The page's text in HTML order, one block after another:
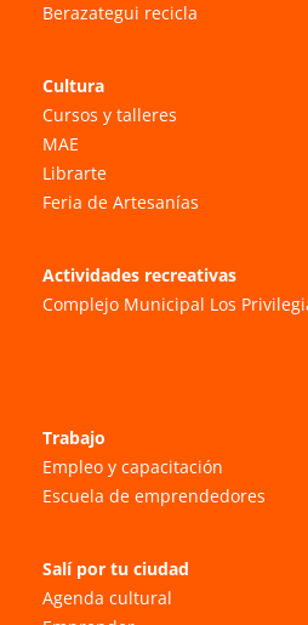
Berazategui recicla
Cultura
Cursos y talleres
MAE
Librarte
Feria de Artesanías
Actividades recreativas
Complejo Municipal Los
Trabajo
Empleo y capacitación
Escuela de emprendedores
Salí por tu ciudad
Agenda cultural